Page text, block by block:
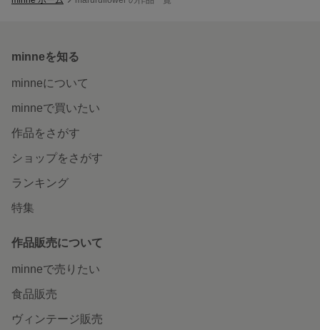
minneを知る
minneについて
minneで買いたい
作品をさがす
ショップをさがす
ランキング
特集
作品販売について
minneで売りたい
食品販売
ヴィンテージ販売